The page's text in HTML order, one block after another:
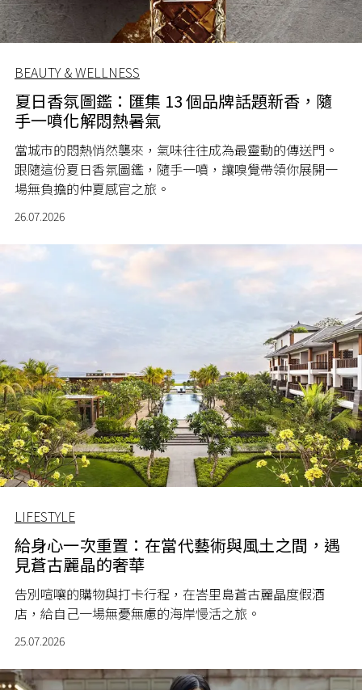
BEAUTY & WELLNESS
夏日香氛圖鑑：匯集 13 個品牌話題新香，隨
手一噴化解悶熱暑氣
當城市的悶熱悄然襲來，氣味往往成為最靈動的傳送門。
跟隨這份夏日香氛圖鑑，隨手一噴，讓嗅覺帶領你展開一
場無負擔的仲夏感官之旅。
26.07.2026
LIFESTYLE
給身心一次重置：在當代藝術與風土之間，遇
見蒼古麗晶的奢華
告別喧嚷的購物與打卡行程，在峇里島蒼古麗晶度假酒
店，給自己一場無憂無慮的海岸慢活之旅。
25.07.2026